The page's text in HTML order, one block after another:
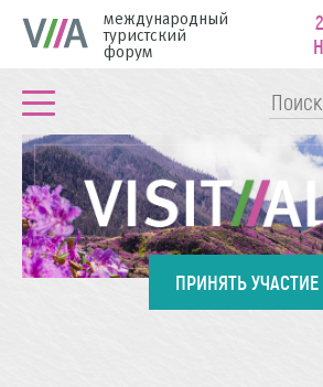
международный
туристский
форум
ПРИНЯТЬ УЧАСТИЕ